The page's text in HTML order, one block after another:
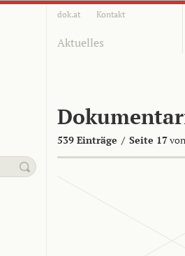
dok.at Kontakt
Aktuelles
539 Einträge / Seite 17